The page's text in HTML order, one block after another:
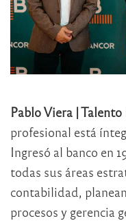
Pablo Viera | Talento
profesional está
Ingresó al banco en
todas sus áreas
contabilidad,
procesos y gerencia